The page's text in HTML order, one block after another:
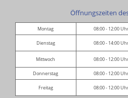
Öffnungszeiten
Montag 08:00 - 12:00
Dienstag 08:00 - 14:00
Mittwoch 08:00 - 12:00
Donnerstag 08:00 - 12:00
Freitag 08:00 - 12:00